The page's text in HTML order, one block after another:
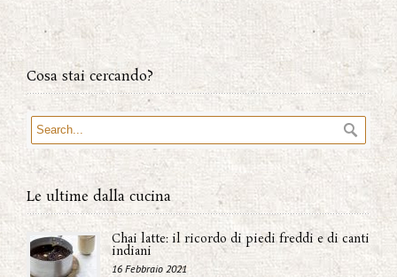
Cosa stai cercando?
Le ultime dalla cucina
Chai latte: il ricordo di piedi freddi e di canti
indiani
16 Febbraio 2021